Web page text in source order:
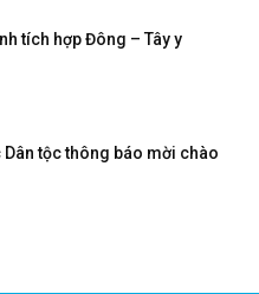
tích hợp Đông – Tây y
Dân tộc thông báo mời chào